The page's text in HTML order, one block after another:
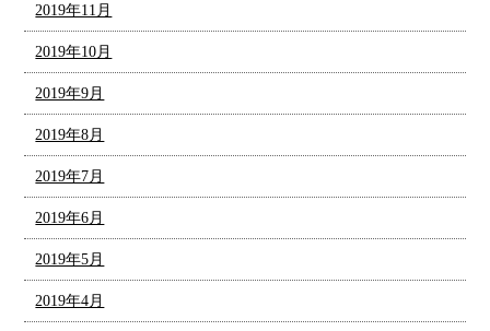
2019年11月
2019年10月
2019年9月
2019年8月
2019年7月
2019年6月
2019年5月
2019年4月